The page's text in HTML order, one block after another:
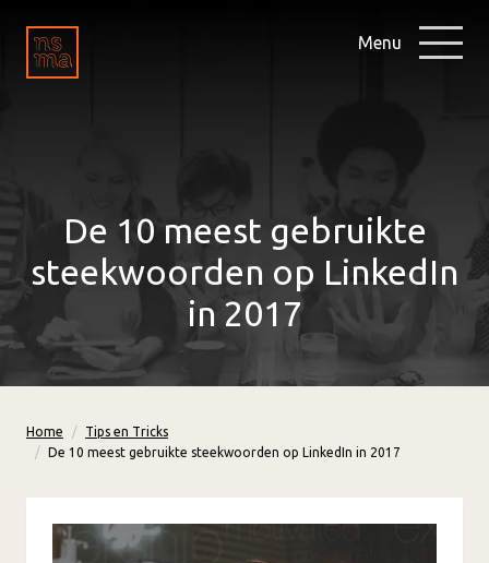
Menu
De 10 meest gebruikte
steekwoorden op LinkedIn
in 2017
Home
Tips en Tricks
De 10 meest gebruikte steekwoorden op LinkedIn in 2017